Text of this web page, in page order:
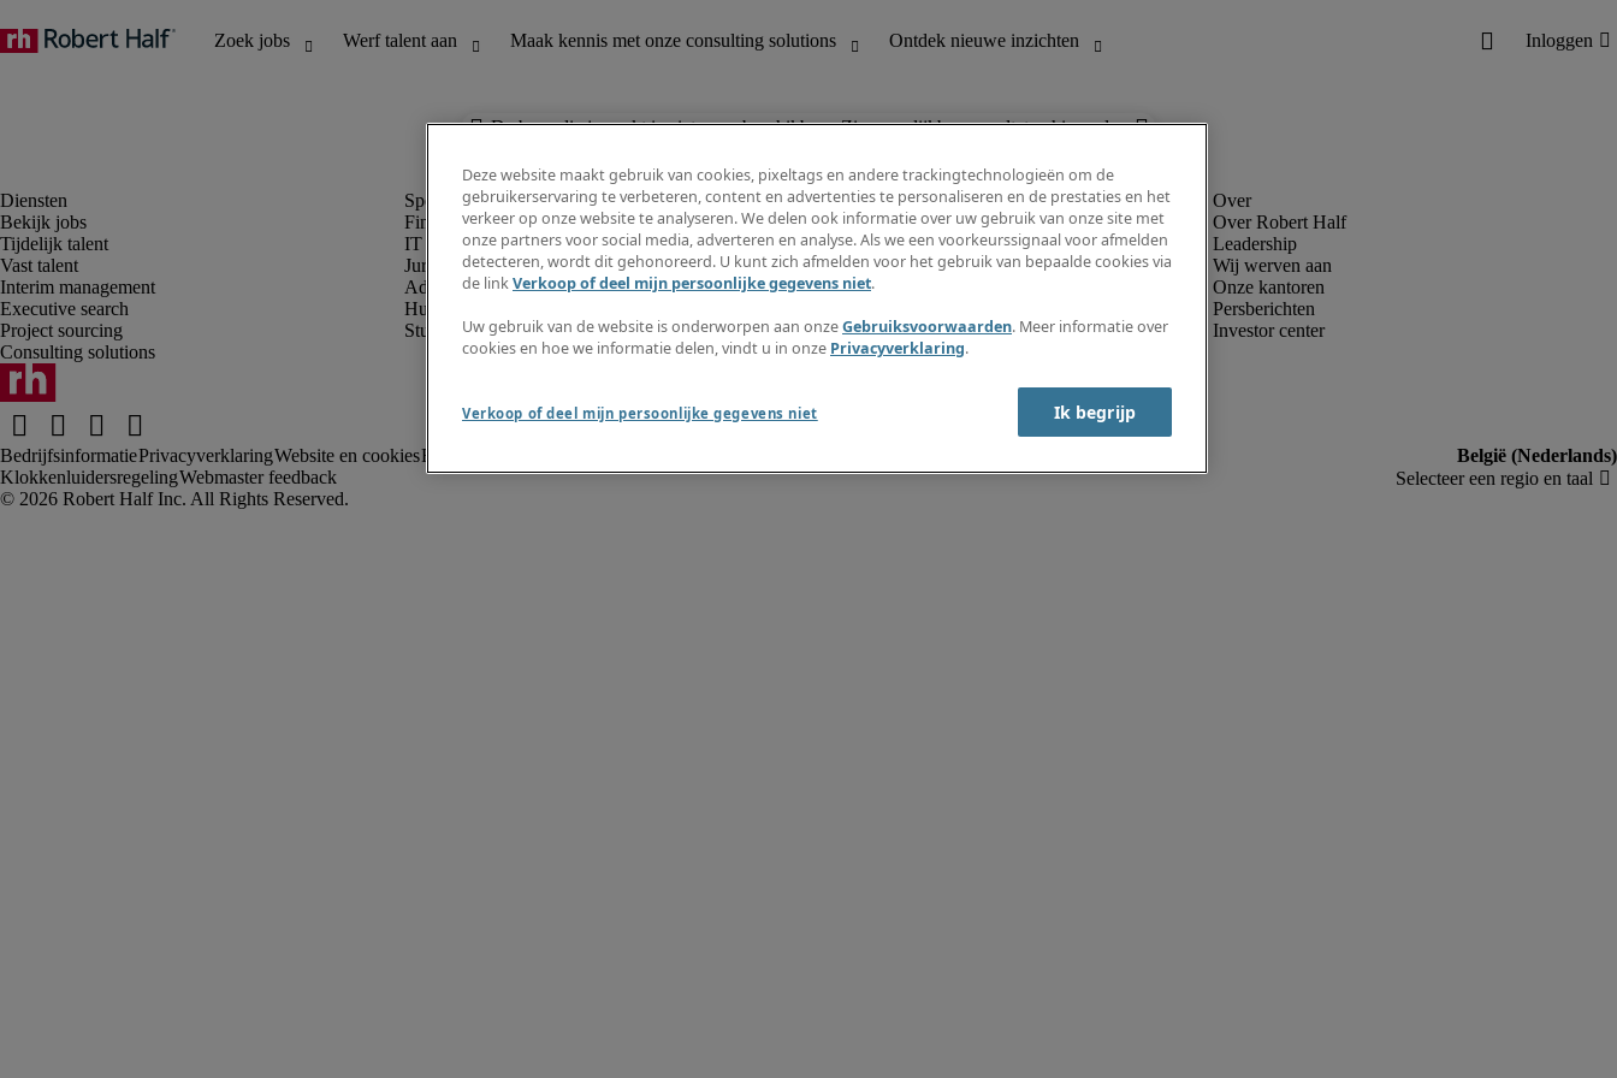
De baan die je zoekt is niet meer beschikbaar. Zie vergelijkbare resultaten hieronder.
Bekijk jobs
Tijdelijk talent
Vast talent
Interim management
Executive search
Project sourcing
Consulting solutions
Finance en boekhouding
IT en digital
Juridisch
Administratie en office support
Human resources
Student
Ontdek nieuwe inzichten
Jobomschrijvingen
Salarisgids
Timesheets
Maak een jobalert aan
Informatiecentrum
Over Robert Half
Leadership
Wij werven aan
Onze kantoren
Persberichten
Investor center
BedrijfsinformatiePrivacyverklaringWebsite en cookiesRekruteringsvoorwaarden
KlokkenluidersregelingWebmaster feedback
Deze website maakt gebruik van cookies, pixeltags en andere trackingtechnologieën om de
gebruikerservaring te verbeteren, content en advertenties te personaliseren en de prestaties en het
verkeer op onze website te analyseren. We delen ook informatie over uw gebruik van onze site met
onze partners voor social media, adverteren en analyse. Als we een voorkeurssignaal voor afmelden
detecteren, wordt dit gehonoreerd. U kunt zich afmelden voor het gebruik van bepaalde cookies via
de linkVerkoop of deel mijn persoonlijke gegevens niet.
Uw gebruik van de website is onderworpen aan onzeGebruiksvoorwaarden. Meer informatie over
cookies en hoe we informatie delen, vindt u in onze Privacyverklaring.
Verkoop of deel mijn persoonlijke gegevens niet Ik begrijp